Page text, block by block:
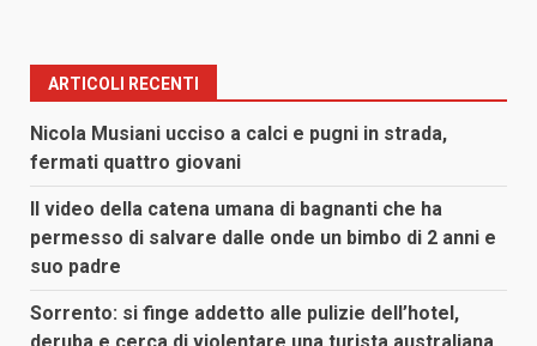
ARTICOLI RECENTI
Nicola Musiani ucciso a calci e pugni in strada,
fermati quattro giovani
Il video della catena umana di bagnanti che ha
permesso di salvare dalle onde un bimbo di 2 anni e
suo padre
Sorrento: si finge addetto alle pulizie dell’hotel,